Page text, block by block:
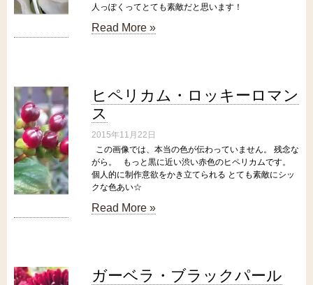
人っぽくってとても素敵だと思います！
Read More »
ヒペリカム・ロッキーロマン
ス
2015年11月22日
この画像では、本当の色が伝わっていません。 残念な
がら。 もっと黒に近い渋い赤色のヒペリカムです。
個人的に制作意欲をかき立てられる とても素敵にシッ
クな色あい☆
Read More »
ガーベラ・ブラックパール